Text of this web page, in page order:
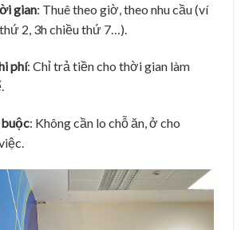
gian: Thuê theo giờ, theo nhu cầu (ví
2, 3h chiều thứ 7…).
phí: Chỉ trả tiền cho thời gian làm
: Không cần lo chỗ ăn, ở cho